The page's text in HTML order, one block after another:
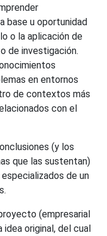
base u oportunidad
o la aplicación de
de investigación.
en entornos
de contextos más
con el
(y los
que las sustentan)
de un
(empresarial
idea original, del cual